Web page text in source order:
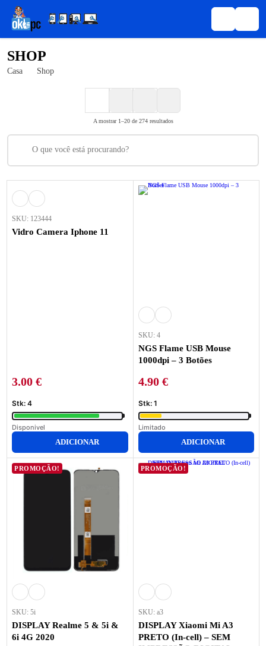
SHOP
Casa Shop
A mostrar 1–20 de 274 resultados
SKU: 123444
Vidro Camera Iphone 11
3.00 €
Stk: 4
Disponivel
ADICIONAR
SKU: 4
NGS Flame USB Mouse
1000dpi – 3 Botões
4.90 €
Stk: 1
Limitado
ADICIONAR
PROMOÇÃO!
SKU: 5i
DISPLAY Realme 5 & 5i &
6i 4G 2020
PROMOÇÃO!
SKU: a3
DISPLAY Xiaomi Mi A3
PRETO (In-cell) – SEM